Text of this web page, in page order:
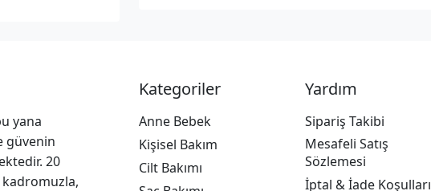
yana
güvenin
20
kadromuzla,
Kategoriler
Anne Bebek
Kişisel Bakım
Cilt Bakımı
Yardım
Sipariş Takibi
Mesafeli Satış
Sözlemesi
İptal & İade Koşulları